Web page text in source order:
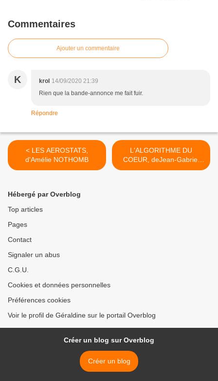
Commentaires
Ajouter un commentaire
K krol 14/09/2020 21:39
Rien que la bande-annonce me fait fuir.
Répondre
< LES AEROSTATS,
d'Amélie NOTHOMB
L'ALGORITHME DU
COEUR, deJean-Gabriel
CAUSSE >
Hébergé par Overblog
Top articles
Pages
Contact
Signaler un abus
C.G.U.
Cookies et données personnelles
Préférences cookies
Voir le profil de Géraldine sur le portail Overblog
Créer un blog sur Overblog
Créer un blog